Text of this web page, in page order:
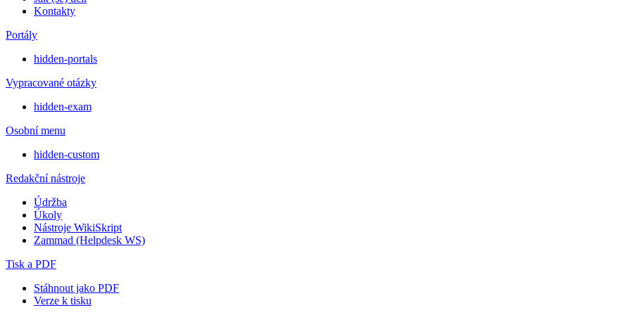
Kontakty
Portály
hidden-portals
Vypracované otázky
hidden-exam
Osobní menu
hidden-custom
Redakční nástroje
Údržba
Úkoly
Nástroje WikiSkript
Zammad (Helpdesk WS)
Tisk a PDF
Stáhnout jako PDF
Verze k tisku